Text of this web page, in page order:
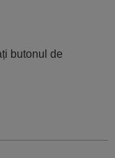
butonul de